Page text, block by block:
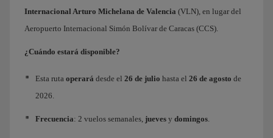
Internacional Arturo Michelana de Valencia (VLN), en lugar del
Aeropuerto Internacional Simón Bolívar de Caracas (CCS).
¿Cuándo estará disponible?
Esta ruta operará desde el 26 de julio hasta el 26 de agosto de
2026.
Frecuencia: 2 vuelos semanales, jueves y domingos.